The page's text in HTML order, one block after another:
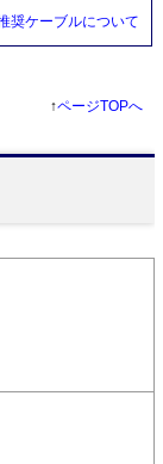
奨ケーブルについて
↑ページTOPへ